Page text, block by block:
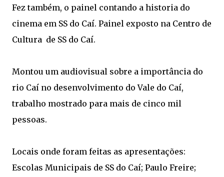
Fez também, o painel contando a historia do
cinema em SS do Caí. Painel exposto na Centro de
Cultura de SS do Caí.
Montou um audiovisual sobre a importância do
rio Caí no desenvolvimento do Vale do Caí,
trabalho mostrado para mais de cinco mil
pessoas.
Locais onde foram feitas as apresentações:
Escolas Municipais de SS do Caí; Paulo Freire;